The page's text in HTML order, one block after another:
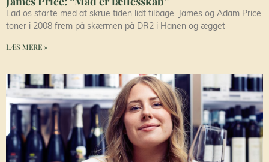
Lad os starte med at skrue tiden lidt tilbage. James og Adam Price
toner i 2008 frem på skærmen på DR2 i Hanen og ægget
LÆS MERE »